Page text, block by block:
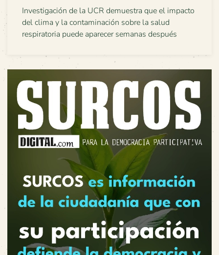
Investigación de la UCR demuestra que el impacto
del clima y la contaminación sobre la salud
respiratoria puede aparecer semanas después